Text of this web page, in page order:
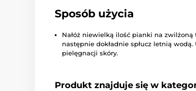
Sposób użycia
Nałóż niewielką ilość pianki na
następnie dokładnie spłucz letnią
pielęgnacji skóry.
Produkt znajduje się w